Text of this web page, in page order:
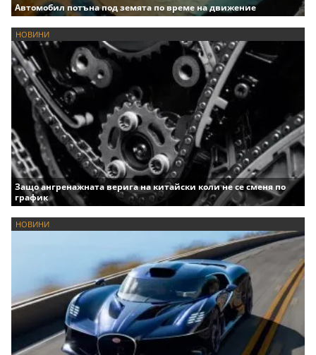
Автомобил потъна под земята по време на движение
НОВИНИ
Защо ангренажната верига на китайски коли не се сменя по
график
НОВИНИ